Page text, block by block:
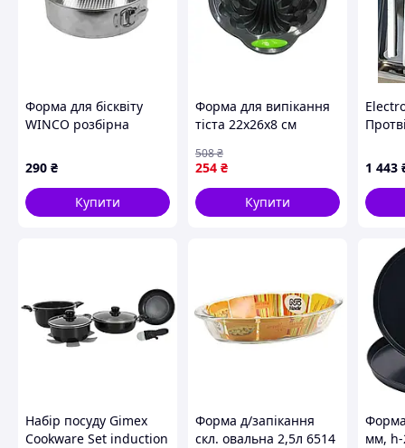
Форма для бісквіту
WINCO розбірна
290 ₴
Купити
Форма для випікання
тіста 22х26х8 см
бренда STENSON для
створення кулінарних
шедеврів
254 ₴
508₴
Купити
1 443
Набір посуду Gimex
Cookware Set induction
Форма д/запікання
скл. овальна 2,5л 6514
мм,